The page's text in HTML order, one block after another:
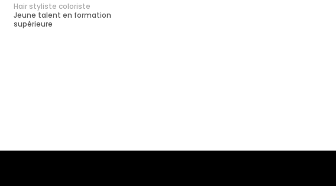
Hair styliste coloriste
Jeune talent en formation
supérieure